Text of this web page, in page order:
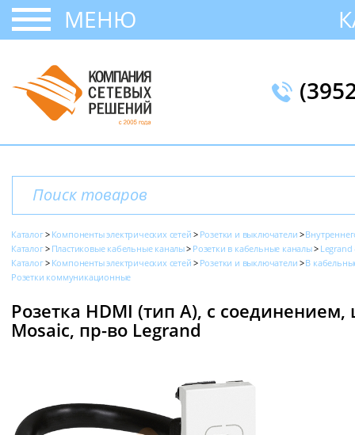
МЕНЮ
Каталог Компоненты электрических сетей Розетки и выключатели
Каталог
Пластиковые кабельные каналы Розетки в кабельные каналы
Legrand
Каталог
Компоненты электрических сетей Розетки и выключатели
В
Розетки коммуникационные
Розетка HDMI (тип A), с
Mosaic, пр-во Legrand